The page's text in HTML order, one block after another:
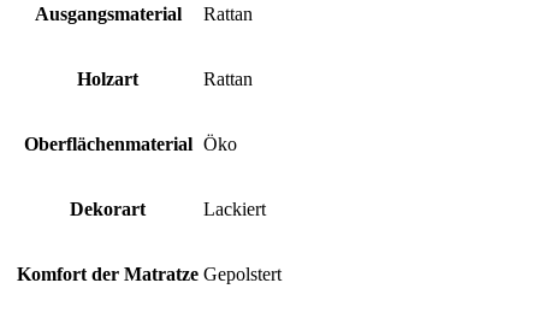
Ausgangsmaterial ‎Rattan
Holzart ‎Rattan
Oberflächenmaterial ‎Öko
Dekorart ‎Lackiert
Komfort der Matratze ‎Gepolstert